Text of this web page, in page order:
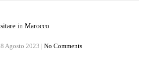
8 Agosto 2023 | No Comments